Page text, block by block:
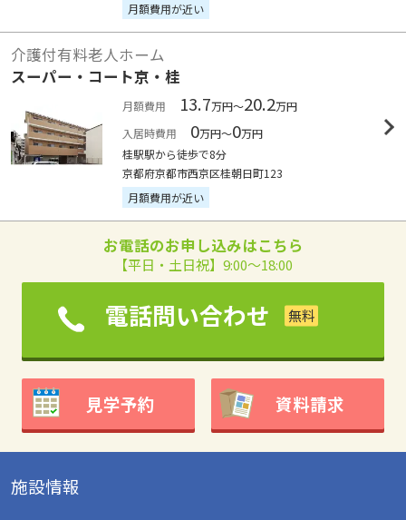
月額費用が近い
介護付有料老人ホーム
スーパー・コート京・桂
月額費用 13.7万円～20.2万円
入居時費用
0万円～0万円
桂駅駅から徒歩で8分
京都府京都市西京区桂朝日町123
月額費用が近い
お電話のお申し込みはこちら
【平日・土日祝】9:00～18:00
電話問い合わせ
見学予約 資料請求
施設情報